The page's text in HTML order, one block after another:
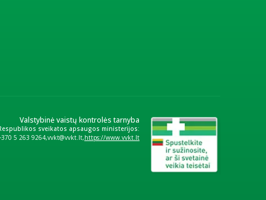
Valstybinė vaistų kontrolės tarnyba
sveikatos apsaugos ministerijos:
5 263 9264 vvkt@vvkt.lt https://www.vvkt.lt